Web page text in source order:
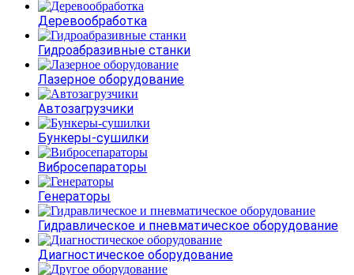
Деревообработка
Гидроабразивные станки
Лазерное оборудование
Автозагрузчики
Бункеры-сушилки
Вибросепараторы
Генераторы
Гидравлическое и пневматическое оборудование
Диагностическое оборудование